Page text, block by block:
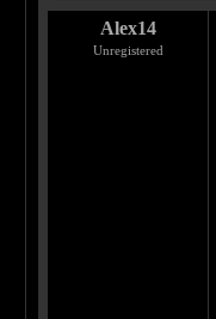
Alex14
Unregistered